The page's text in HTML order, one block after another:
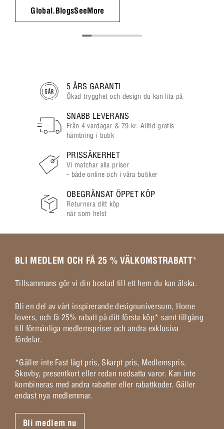
Global.BlogsSeeMore
5 ÅRS GARANTI
Ökad trygghet och design du kan lita på
SNABB LEVERANS
Från 4 vardagar & 79 kr. Alltid gratis
hämtning i butik
PRISSÄKERHET
Vi matchar alla priser
- både online och i våra butiker
OBEGRÄNSAT ÖPPET KÖP
Returnera ditt köp
när som helst
BLI MEDLEM OCH FÅ 25 % VÄLKOMSTRABATT*
Tillsammans gör vi din bostad till ett hem du kan älska.
Bli en del av vårt inspirerande designuniversum, Home
lovers, och få 25% rabatt på ditt första köp* samt tillgång
till förmånliga medlemspriser och andra exklusiva
fördelar.
*Gäller inte Fast lågt pris, Skarpt pris, Medlemspris,
Skovby, presentkort eller redan nedsatta varor. Kan inte
kombineras med andra rabatter eller rabattkoder. Gäller
endast nya medlemmar.
Bli medlem nu